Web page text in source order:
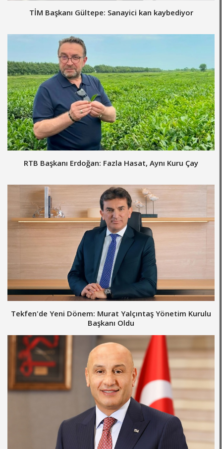
TİM Başkanı Gültepe: Sanayici kan kaybediyor
RTB Başkanı Erdoğan: Fazla Hasat, Aynı Kuru Çay
Tekfen'de Yeni Dönem: Murat Yalçıntaş Yönetim Kurulu
Başkanı Oldu